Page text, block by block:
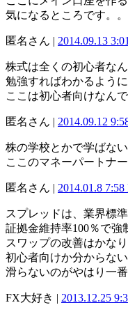
気になるところです。。
匿名さん | 2014.09.13
株式は全くの初心者な
勉強すればわかるよう
ここは初心者向けなん
匿名さん | 2014.09.12
株の学校とかで学ばな
ここのマネーパートナ
匿名さん | 2014.01.8 7:58
スプレッドは、業界標
証拠金維持率100％で強
スワップの改善はかな
初心者向けか分からな
滑らないのがやはり一
FX大好き | 2013.12.25